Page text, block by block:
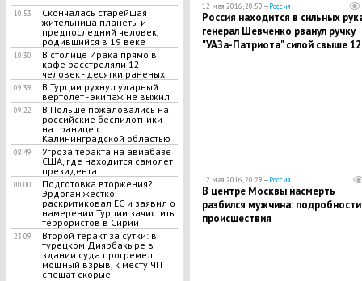
10:53
Скончалась старейшая
жительница планеты и
предпоследний человек,
родившийся в 19 веке
10:30
В столице Ирака прямо в
кафе расстреляли 12
человек - десятки раненых
09:39
В Турции рухнул ударный
вертолет - экипаж не выжил
09:22
В Польше пожаловались на
российские беспилотники
на границе с
Калининградской областью
08:49
Угроза теракта на авиабазе
США, где находится самолет
президента
00:00
Подготовка вторжения?
Эрдоган жестко
раскритиковал ЕС и заявил о
намерении Турции зачистить
террористов в Сирии
23:09
Второй теракт за сутки: в
турецком Диярбакыре в
здании суда прогремел
мощный взрыв, к месту ЧП
спешат скорые
12 мая 2016, 20:50 —Россия
Россия находится в сильных
генерал Шевченко рванул ручку
"УАЗа-Патриота" силой свыше
12 мая 2016, 20:29 —Россия
В центре Москвы насмерть
разбился мужчина: подробности
происшествия